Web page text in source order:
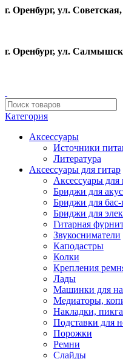
г. Оренбург, ул. Советская,
г. Оренбург, ул.
Категория
Аксессуары
Источники
Литература
Аксессуары для гитар
Аксессуары для
Бриджи для
Бриджи для
Бриджи для
Гитарная
Звукосниматели
Каподастры
Колки
Крепления
Лады
Машинки для
Медиаторы,
Накладки,
Подставки для
Порожки
Ремни
Слайды